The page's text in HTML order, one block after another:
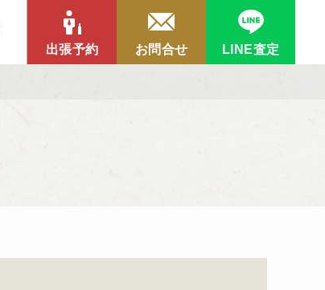
出張予約 お問合せ LINE査定